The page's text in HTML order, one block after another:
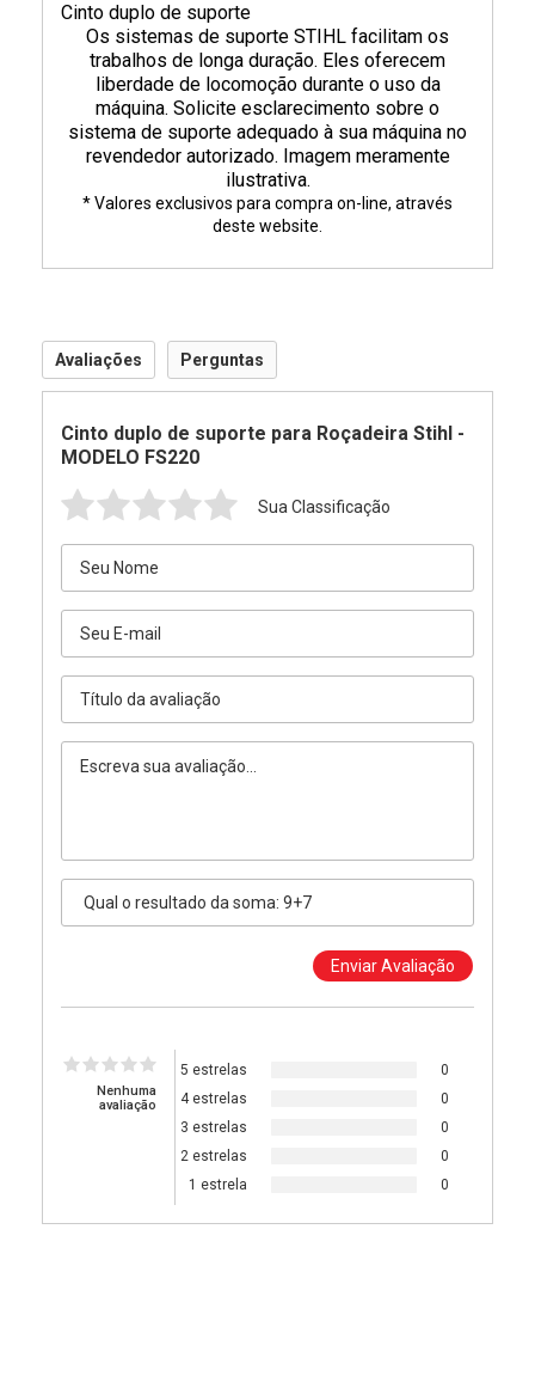
Cinto duplo de suporte
Os sistemas de suporte STIHL facilitam os
trabalhos de longa duração. Eles oferecem
liberdade de locomoção durante o uso da
máquina. Solicite esclarecimento sobre o
sistema de suporte adequado à sua máquina no
revendedor autorizado. Imagem meramente
ilustrativa.
* Valores exclusivos para compra on-line, através
deste website.
Avaliações Perguntas
Cinto duplo de suporte para Roçadeira Stihl -
MODELO FS220
Sua Classificação
Nenhuma
avaliação
5 estrelas
0
4 estrelas
0
3 estrelas
0
2 estrelas
0
1 estrela
0